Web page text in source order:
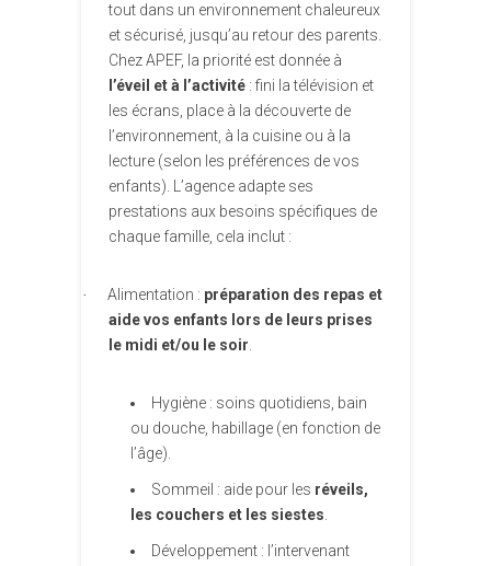
tout dans un environnement chaleureux
et sécurisé, jusqu’au retour des parents.
Chez APEF, la priorité est donnée à
l’éveil et à l’activité : fini la télévision et
les écrans, place à la découverte de
l’environnement, à la cuisine ou à la
lecture (selon les préférences de vos
enfants). L’agence adapte ses
prestations aux besoins spécifiques de
chaque famille, cela inclut :
· Alimentation : préparation des repas et
aide vos enfants lors de leurs prises
le midi et/ou le soir.
Hygiène : soins quotidiens, bain
ou douche, habillage (en fonction de
l’âge).
Sommeil : aide pour les réveils,
les couchers et les siestes.
Développement : l’intervenant